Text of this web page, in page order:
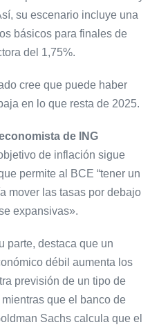
su escenario incluye una
básicos para finales de
del 1,75%.
cree que puede haber
en lo que resta de 2025.
de ING
de inflación sigue
permite al BCE “tener un
mover las tasas por debajo
expansivas».
parte, destaca que un
débil aumenta los
previsión de un tipo de
que el banco de
Sachs calcula que el